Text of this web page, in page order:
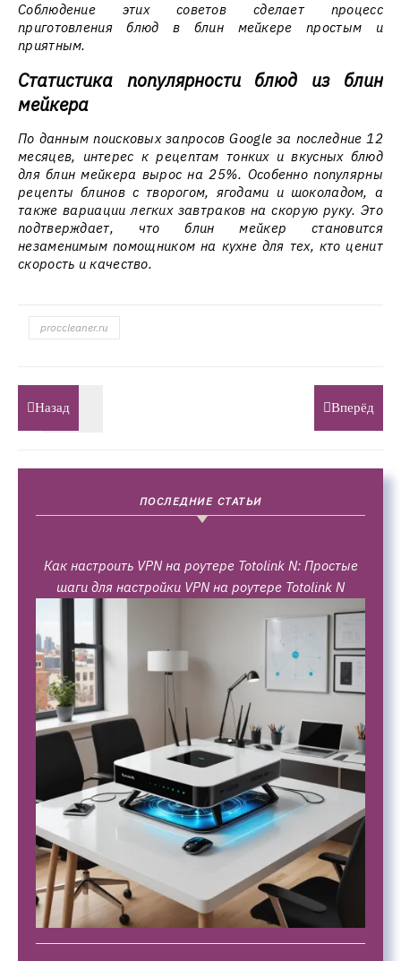
Соблюдение этих советов сделает процесс
приготовления блюд в блин мейкере простым и
приятным.
Статистика популярности блюд из блин
мейкера
По данным поисковых запросов Google за последние 12
месяцев, интерес к рецептам тонких и вкусных блюд
для блин мейкера вырос на 25%. Особенно популярны
рецепты блинов с творогом, ягодами и шоколадом, а
также вариации легких завтраков на скорую руку. Это
подтверждает, что блин мейкер становится
незаменимым помощником на кухне для тех, кто ценит
скорость и качество.
proccleaner.ru
Назад Вперёд
ПОСЛЕДНИЕ СТАТЬИ
Как настроить VPN на роутере Totolink N: Простые
шаги для настройки VPN на роутере Totolink N